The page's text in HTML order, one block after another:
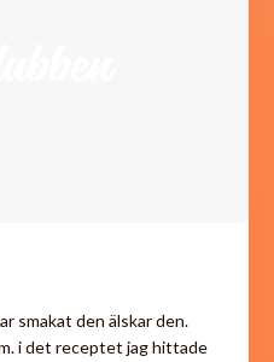
smakat den älskar den.
i det receptet jag hittade